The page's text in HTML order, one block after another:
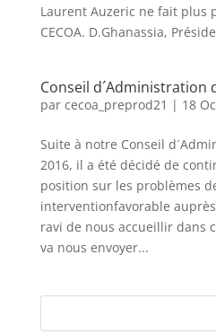
Laurent Auzeric ne fait plus
CECOA. D.Ghanassia,
Conseil d´Administration
par cecoa_preprod21 | 18
Suite à notre Conseil
2016, il a été décidé de
position sur les problèmes
interventionfavorable
ravi de nous accueillir dans
va nous envoyer...